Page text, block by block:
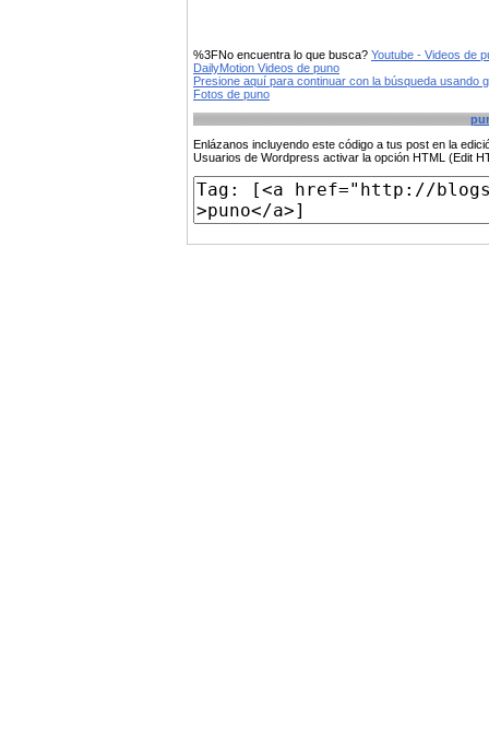
%3FNo encuentra lo que busca? Youtube - Videos de
DailyMotion Videos de puno
Presione aquí para continuar con la búsqueda usando
Fotos de puno
Enlázanos incluyendo este código a tus post en la
Usuarios de Wordpress activar la opción HTML (Edit